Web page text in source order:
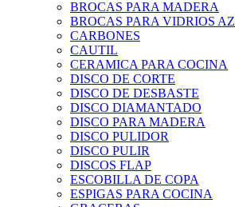
BROCAS PARA MADERA
BROCAS PARA VIDRIOS
CARBONES
CAUTIL
CERAMICA PARA COCINA
DISCO DE CORTE
DISCO DE DESBASTE
DISCO DIAMANTADO
DISCO PARA MADERA
DISCO PULIDOR
DISCO PULIR
DISCOS FLAP
ESCOBILLA DE COPA
ESPIGAS PARA COCINA